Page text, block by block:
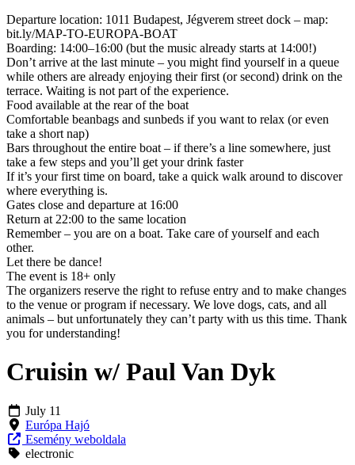
Departure location: 1011 Budapest, Jégverem street dock – map:
bit.ly/MAP-TO-EUROPA-BOAT
Boarding: 14:00–16:00 (but the music already starts at 14:00!)
Don’t arrive at the last minute – you might find yourself in a queue
while others are already enjoying their first (or second) drink on the
terrace. Waiting is not part of the experience.
Food available at the rear of the boat
Comfortable beanbags and sunbeds if you want to relax (or even
take a short nap)
Bars throughout the entire boat – if there’s a line somewhere, just
take a few steps and you’ll get your drink faster
If it’s your first time on board, take a quick walk around to discover
where everything is.
Gates close and departure at 16:00
Return at 22:00 to the same location
Remember – you are on a boat. Take care of yourself and each
other.
Let there be dance!
The event is 18+ only
The organizers reserve the right to refuse entry and to make changes
to the venue or program if necessary. We love dogs, cats, and all
animals – but unfortunately they can’t party with us this time. Thank
you for understanding!
Cruisin w/ Paul Van Dyk
July 11
Európa Hajó
Esemény weboldala
electronic